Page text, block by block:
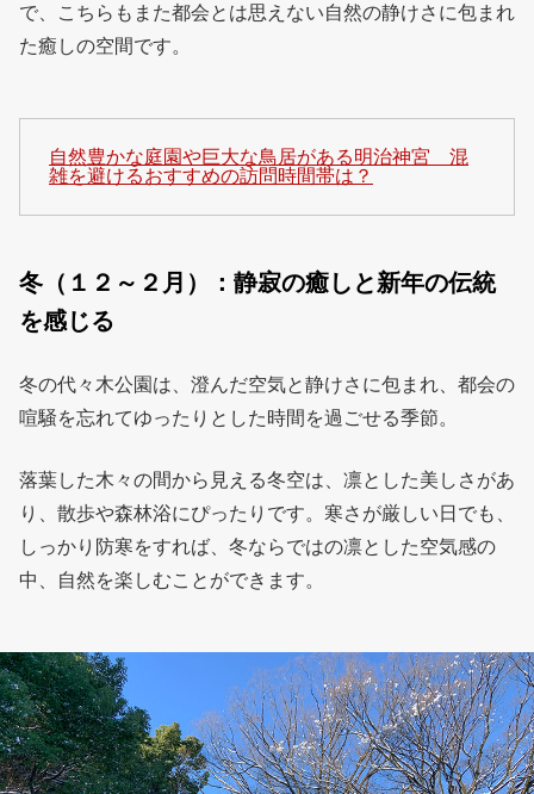
で、こちらもまた都会とは思えない自然の静けさに包まれ
た癒しの空間です。
自然豊かな庭園や巨大な鳥居がある明治神宮 混
雑を避けるおすすめの訪問時間帯は？
冬（１２～２月）：静寂の癒しと新年の伝統
を感じる
冬の代々木公園は、澄んだ空気と静けさに包まれ、都会の
喧騒を忘れてゆったりとした時間を過ごせる季節。
落葉した木々の間から見える冬空は、凛とした美しさがあ
り、散歩や森林浴にぴったりです。寒さが厳しい日でも、
しっかり防寒をすれば、冬ならではの凛とした空気感の
中、自然を楽しむことができます。